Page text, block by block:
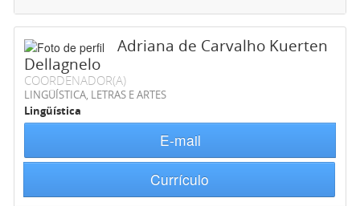
Adriana de Carvalho Kuerten
Dellagnelo
COORDENADOR(A)
LINGÜÍSTICA, LETRAS E ARTES
Lingüística
E-mail
Currículo